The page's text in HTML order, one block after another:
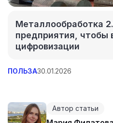
Металлообработка
предприятия, чтобы
цифровизации
ПОЛЬЗА30.01.2026
Автор статьи